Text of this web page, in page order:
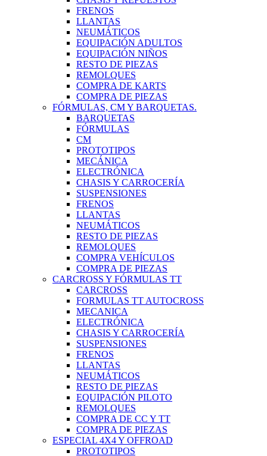
FRENOS
LLANTAS
NEUMÁTICOS
EQUIPACIÓN ADULTOS
EQUIPACIÓN NIÑOS
RESTO DE PIEZAS
REMOLQUES
COMPRA DE KARTS
COMPRA DE PIEZAS
FÓRMULAS, CM Y BARQUETAS.
BARQUETAS
FÓRMULAS
CM
PROTOTIPOS
MECÁNICA
ELECTRÓNICA
CHASIS Y CARROCERÍA
SUSPENSIONES
FRENOS
LLANTAS
NEUMÁTICOS
RESTO DE PIEZAS
REMOLQUES
COMPRA VEHÍCULOS
COMPRA DE PIEZAS
CARCROSS Y FÓRMULAS TT
CARCROSS
FORMULAS TT AUTOCROSS
MECANICA
ELECTRÓNICA
CHASIS Y CARROCERÍA
SUSPENSIONES
FRENOS
LLANTAS
NEUMÁTICOS
RESTO DE PIEZAS
EQUIPACIÓN PILOTO
REMOLQUES
COMPRA DE CC Y TT
COMPRA DE PIEZAS
ESPECIAL 4X4 Y OFFROAD
PROTOTIPOS